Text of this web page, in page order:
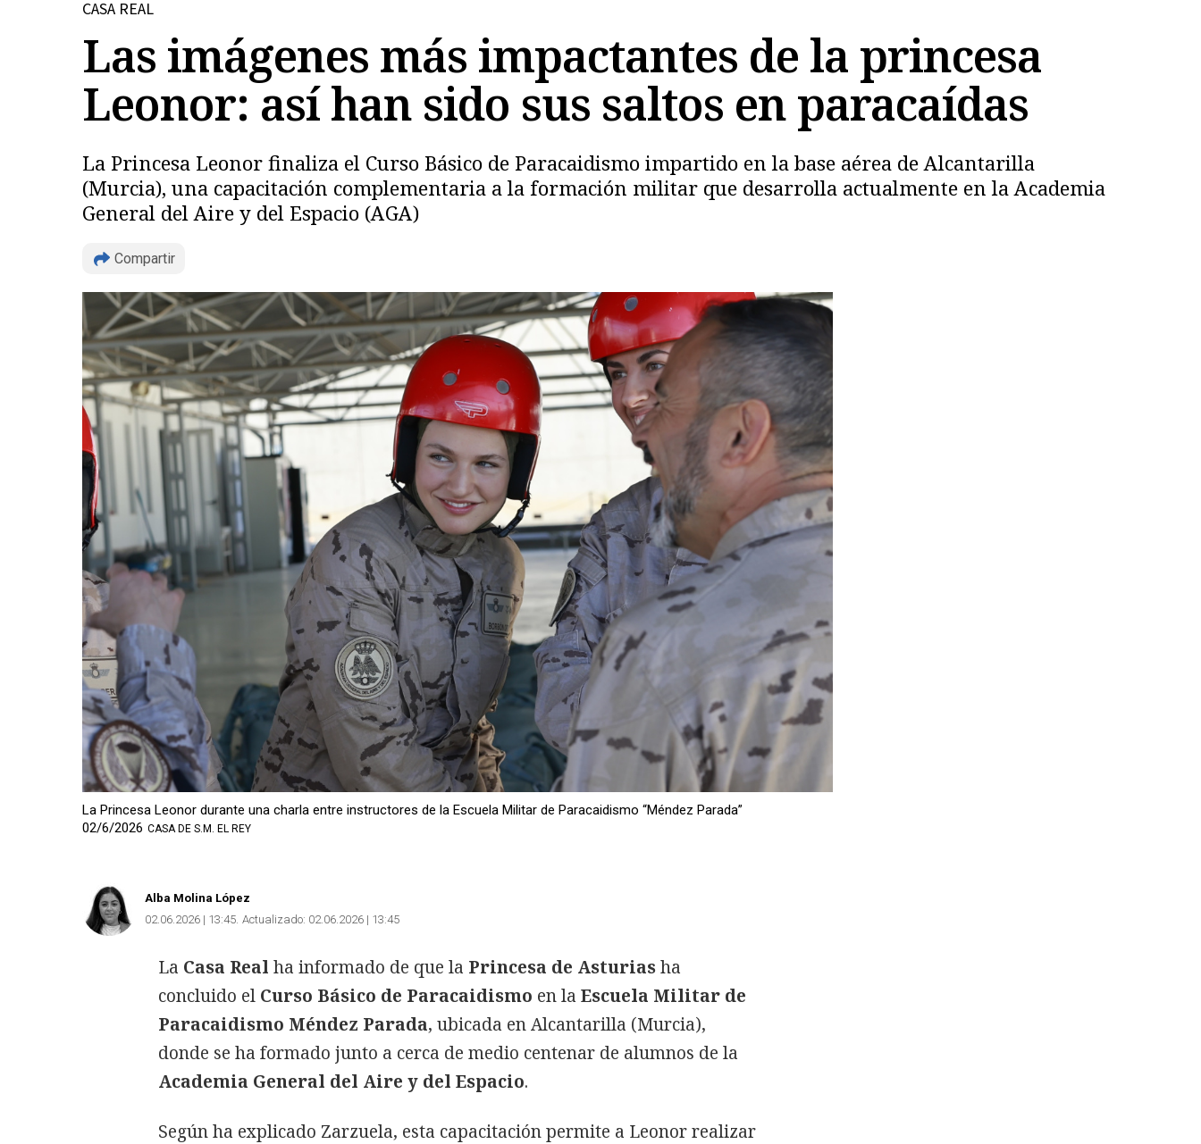
CASA REAL
Las imágenes más impactantes de la princesa
Leonor: así han sido sus saltos en paracaídas
La Princesa Leonor finaliza el Curso Básico de Paracaidismo impartido en la base aérea de Alcantarilla
(Murcia), una capacitación complementaria a la formación militar que desarrolla actualmente en la Academia
General del Aire y del Espacio (AGA)
Compartir
La Princesa Leonor durante una charla entre instructores de la Escuela Militar de Paracaidismo “Méndez Parada”
02/6/2026 CASA DE S.M. EL REY
Alba Molina López
02.06.2026 | 13:45 Actualizado: 02.06.2026 | 13:45
La Casa Real ha informado de que la Princesa de Asturiasha
concluido el Curso Básico de Paracaidismo en la Escuela Militar de
Paracaidismo Méndez Parada, ubicada en Alcantarilla (Murcia),
donde se ha formado junto a cerca de medio centenar de alumnos de la
Academia General del Aire y del Espacio.
Según ha explicado Zarzuela, esta capacitación permite a Leonor realizar